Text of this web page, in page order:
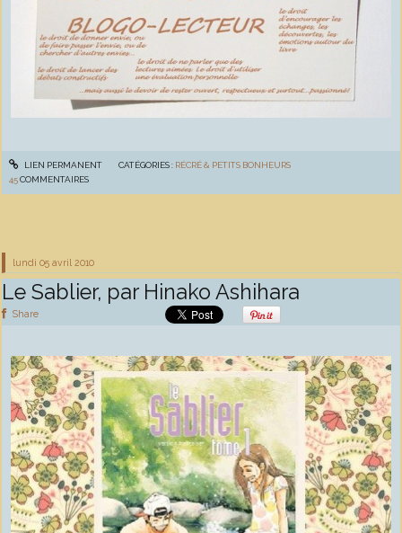
LIEN PERMANENT CATÉGORIES : RÉCRÉ & PETITS BONHEURS
45COMMENTAIRES
lundi 05 avril 2010
Le Sablier, par Hinako Ashihara
Share